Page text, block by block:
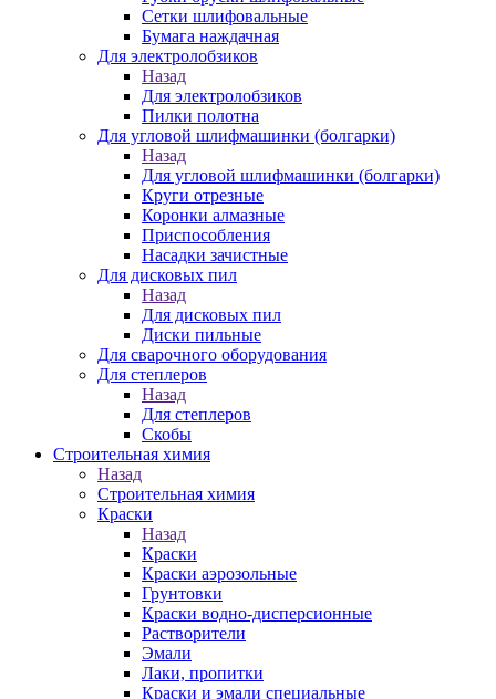
Сетки шлифовальные
Бумага наждачная
Для электролобзиков
Назад
Для электролобзиков
Пилки полотна
Для угловой шлифмашинки (болгарки)
Назад
Для угловой шлифмашинки (болгарки)
Круги отрезные
Коронки алмазные
Приспособления
Насадки зачистные
Для дисковых пил
Назад
Для дисковых пил
Диски пильные
Для сварочного оборудования
Для степлеров
Назад
Для степлеров
Скобы
Строительная химия
Назад
Строительная химия
Краски
Назад
Краски
Краски аэрозольные
Грунтовки
Краски водно-дисперсионные
Растворители
Эмали
Лаки, пропитки
Краски и эмали специальные